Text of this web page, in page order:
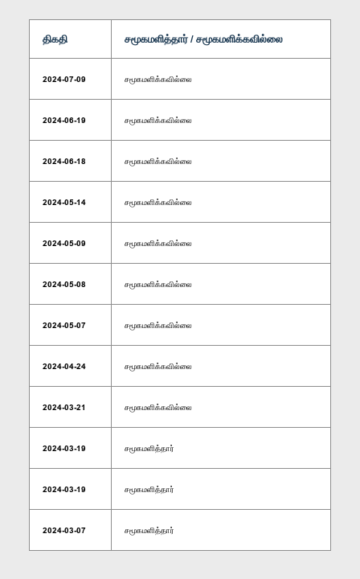
திகதி சமூகமளித்தார் / சமூகமளிக்கவில்லை
2024-07-09 சமூகமளிக்கவில்லை
2024-06-19 சமூகமளிக்கவில்லை
2024-06-18 சமூகமளிக்கவில்லை
2024-05-14 சமூகமளிக்கவில்லை
2024-05-09 சமூகமளிக்கவில்லை
2024-05-08 சமூகமளிக்கவில்லை
2024-05-07 சமூகமளிக்கவில்லை
2024-04-24 சமூகமளிக்கவில்லை
2024-03-21 சமூகமளிக்கவில்லை
2024-03-19 சமூகமளித்தார்
2024-03-19 சமூகமளித்தார்
2024-03-07 சமூகமளித்தார்